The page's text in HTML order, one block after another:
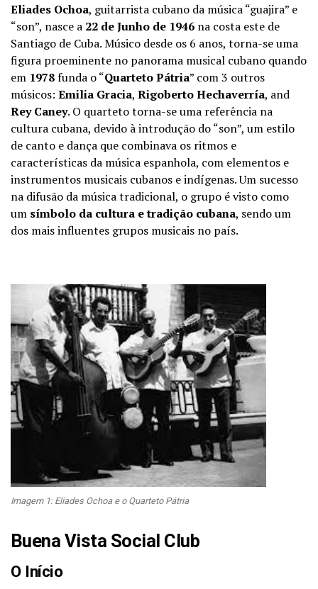
Eliades Ochoa, guitarrista cubano da música “guajira” e
“son”, nasce a 22 de Junho de 1946 na costa este de
Santiago de Cuba. Músico desde os 6 anos, torna-se uma
figura proeminente no panorama musical cubano quando
em 1978funda o “Quarteto Pátria” com 3 outros
músicos: Emilia Gracia, Rigoberto Hechaverría, and
Rey Caney. O quarteto torna-se uma referência na
cultura cubana, devido à introdução do “son”, um estilo
de canto e dança que combinava os ritmos e
características da música espanhola, com elementos e
instrumentos musicais cubanos e indígenas. Um sucesso
na difusão da música tradicional, o grupo é visto como
um símbolo da cultura e tradição cubana, sendo um
dos mais influentes grupos musicais no país.
Imagem 1: Eliades Ochoa e o Quarteto Pátria
Buena Vista Social Club
O Início